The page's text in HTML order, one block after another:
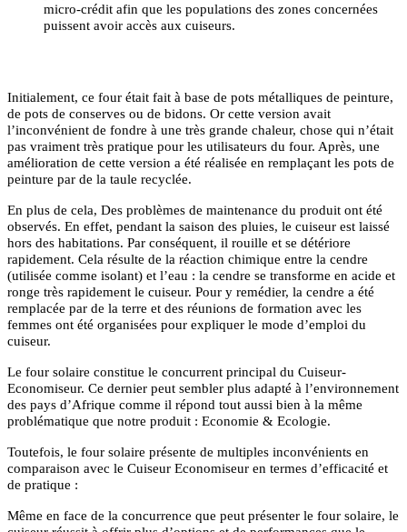
micro-crédit afin que les populations des zones concernées
puissent avoir accès aux cuiseurs.
Initialement, ce four était fait à base de pots métalliques de peinture,
de pots de conserves ou de bidons. Or cette version avait
l’inconvénient de fondre à une très grande chaleur, chose qui n’était
pas vraiment très pratique pour les utilisateurs du four. Après, une
amélioration de cette version a été réalisée en remplaçant les pots de
peinture par de la taule recyclée.
En plus de cela, Des problèmes de maintenance du produit ont été
observés. En effet, pendant la saison des pluies, le cuiseur est laissé
hors des habitations. Par conséquent, il rouille et se détériore
rapidement. Cela résulte de la réaction chimique entre la cendre
(utilisée comme isolant) et l’eau : la cendre se transforme en acide et
ronge très rapidement le cuiseur. Pour y remédier, la cendre a été
remplacée par de la terre et des réunions de formation avec les
femmes ont été organisées pour expliquer le mode d’emploi du
cuiseur.
Le four solaire constitue le concurrent principal du Cuiseur-
Economiseur. Ce dernier peut sembler plus adapté à l’environnement
des pays d’Afrique comme il répond tout aussi bien à la même
problématique que notre produit : Economie & Ecologie.
Toutefois, le four solaire présente de multiples inconvénients en
comparaison avec le Cuiseur Economiseur en termes d’efficacité et
de pratique :
Même en face de la concurrence que peut présenter le four solaire, le